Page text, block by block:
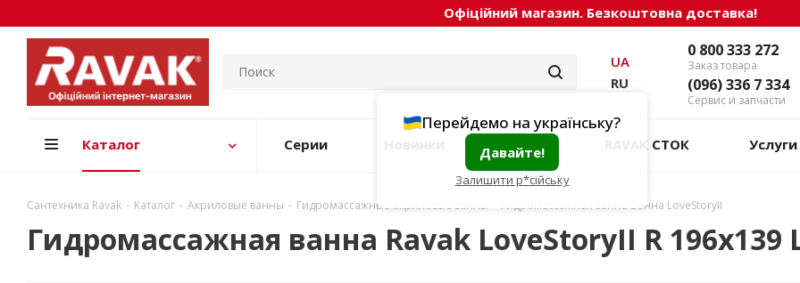
Офіційний магазин. Безкоштовна доставка!
0 800 333 272
Заказ товара
(096) 336 7 334
Сервис и запчасти
UA
RU
Перейдемо на українську?
Давайте!
Залишити р*сійську
Каталог Серии Акции RAVAK СТОК Услуги
Сантехника Ravak - Каталог - Акриловые ванны - Гидромассажные акриловые ванны Гидромассажная ванна Ванна LoveStoryII
Гидромассажная ванна Ravak LoveStoryII R 196x139